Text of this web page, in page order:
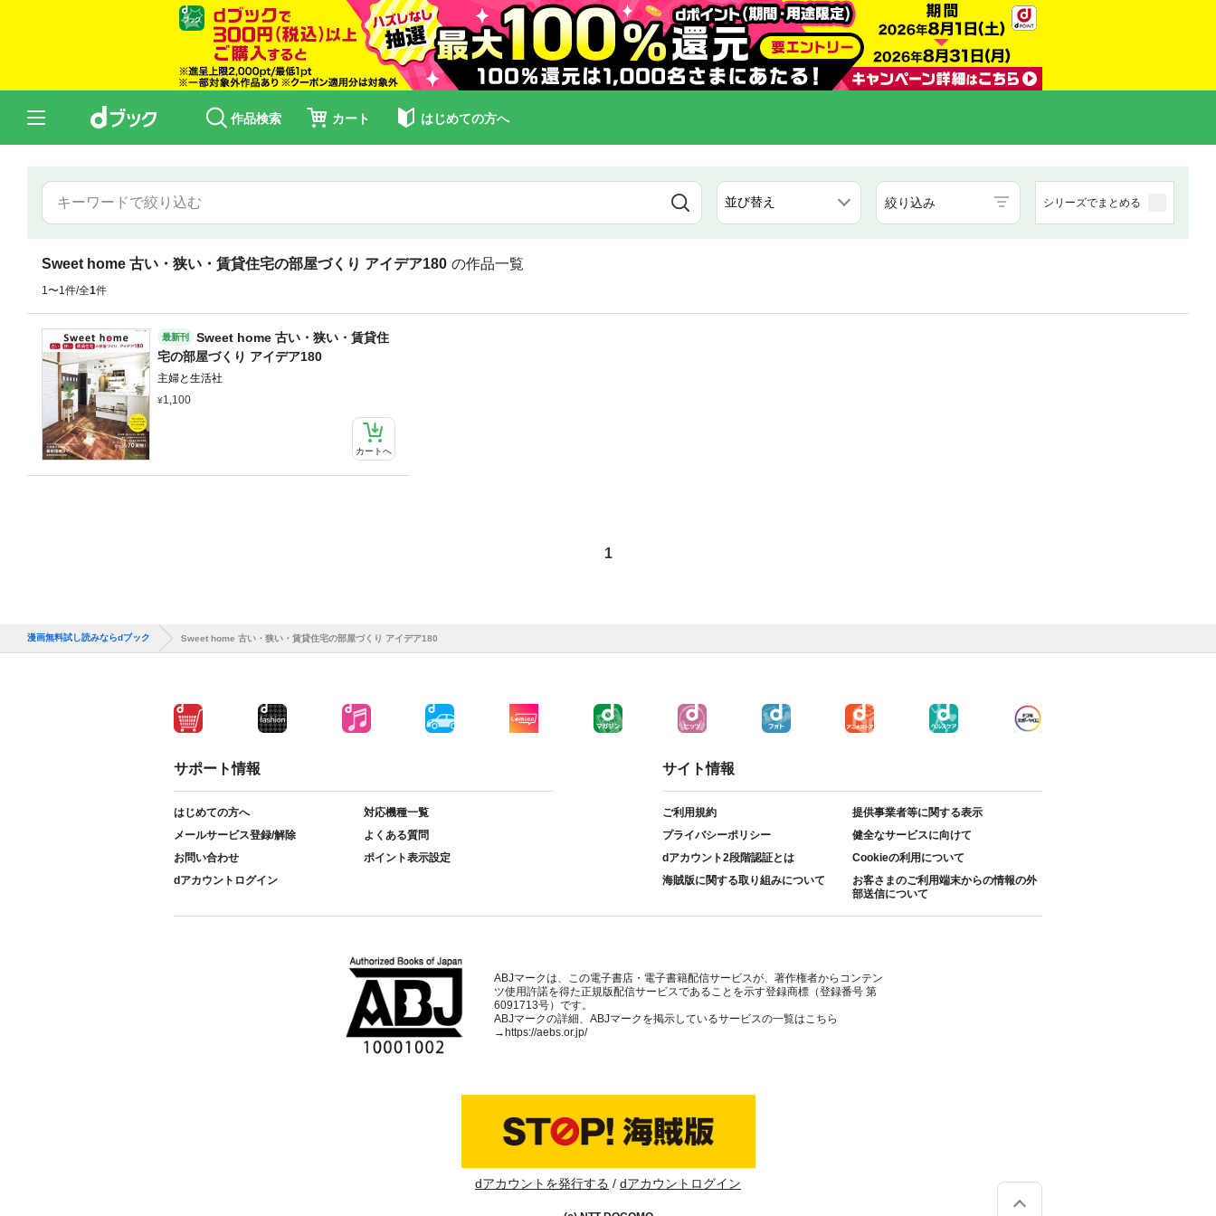
作品検索 カート はじめての方へ
絞り込み シリーズでまとめる
Sweet home 古い・狭い・賃貸住宅の部屋づくり アイデア180 の作品一覧
1〜1件/全1件
最新刊
Sweet home 古い・狭い・賃貸住
宅の部屋づくり アイデア180
主婦と生活社
1,100
カートへ
1
漫画無料試し読みならdブック Sweet home 古い・狭い・賃貸住宅の部屋づくり アイデア180
サポート情報
はじめての方へ
対応機種一覧
メールサービス登録/解除
よくある質問
お問い合わせ
ポイント表示設定
dアカウントログイン
サイト情報
ご利用規約
提供事業者等に関する表示
プライバシーポリシー
健全なサービスに向けて
dアカウント2段階認証とは
Cookieの利用について
海賊版に関する取り組みについて
お客さまのご利用端末からの情報の外
部送信について
ABJマークは、この電子書店・電子書籍配信サービスが、著作権者からコンテン
ツ使用許諾を得た正規版配信サービスであることを示す登録商標（登録番号 第
6091713号）です。
ABJマークの詳細、ABJマークを掲示しているサービスの一覧はこちら
→https://aebs.or.jp/
dアカウントを発行する dアカウントログイン